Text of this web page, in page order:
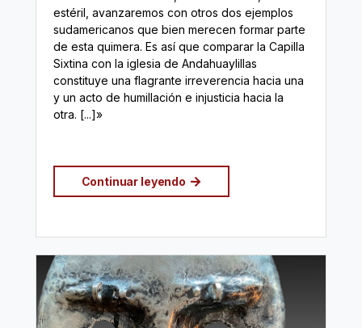
estéril, avanzaremos con otros dos ejemplos
sudamericanos que bien merecen formar parte
de esta quimera. Es así que comparar la Capilla
Sixtina con la iglesia de Andahuaylillas
constituye una flagrante irreverencia hacia una
y un acto de humillación e injusticia hacia la
otra. [...]»
Continuar leyendo